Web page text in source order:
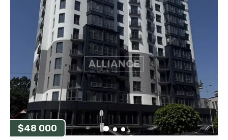
$48 000